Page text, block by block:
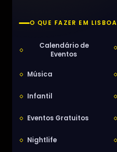
O QUE FAZER EM LISBOA
Calendário de
Eventos
Música
Infantil
Eventos Gratuitos
Nightlife